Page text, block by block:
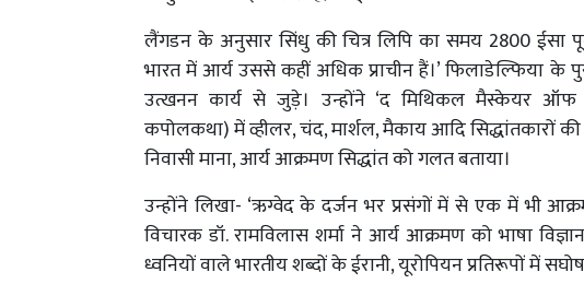
लैंगडन के अनुसार सिंधु की चित्र लिपि का समय 2800 ईसा
भारत में आर्य उससे कहीं अधिक प्राचीन हैं।’ फिलाडेल्फिया के
उत्खनन कार्य से जुड़े। उन्होंने ‘द मिथिकल मैस्केयर ऑफ
कपोलकथा) में व्हीलर, चंद, मार्शल, मैकाय आदि सिद्धांतकारों
निवासी माना, आर्य आक्रमण सिद्धांत को गलत बताया।
उन्होंने लिखा- ‘ऋग्वेद के दर्जन भर प्रसंगों में से एक में भी
विचारक डॉ. रामविलास शर्मा ने आर्य आक्रमण को भाषा
ध्वनियों वाले भारतीय शब्दों के ईरानी, यूरोपियन प्रतिरूपों में